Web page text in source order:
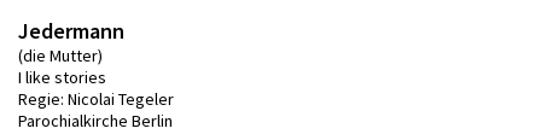
Jedermann
(die Mutter)
I like stories
Regie: Nicolai Tegeler
Parochialkirche Berlin